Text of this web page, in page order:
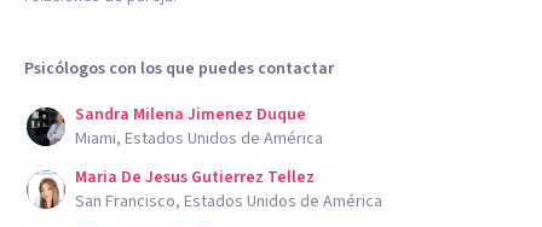
Psicólogos con los que puedes contactar
Sandra Milena Jimenez Duque
Miami, Estados Unidos de América
Maria De Jesus Gutierrez Tellez
San Francisco, Estados Unidos de América